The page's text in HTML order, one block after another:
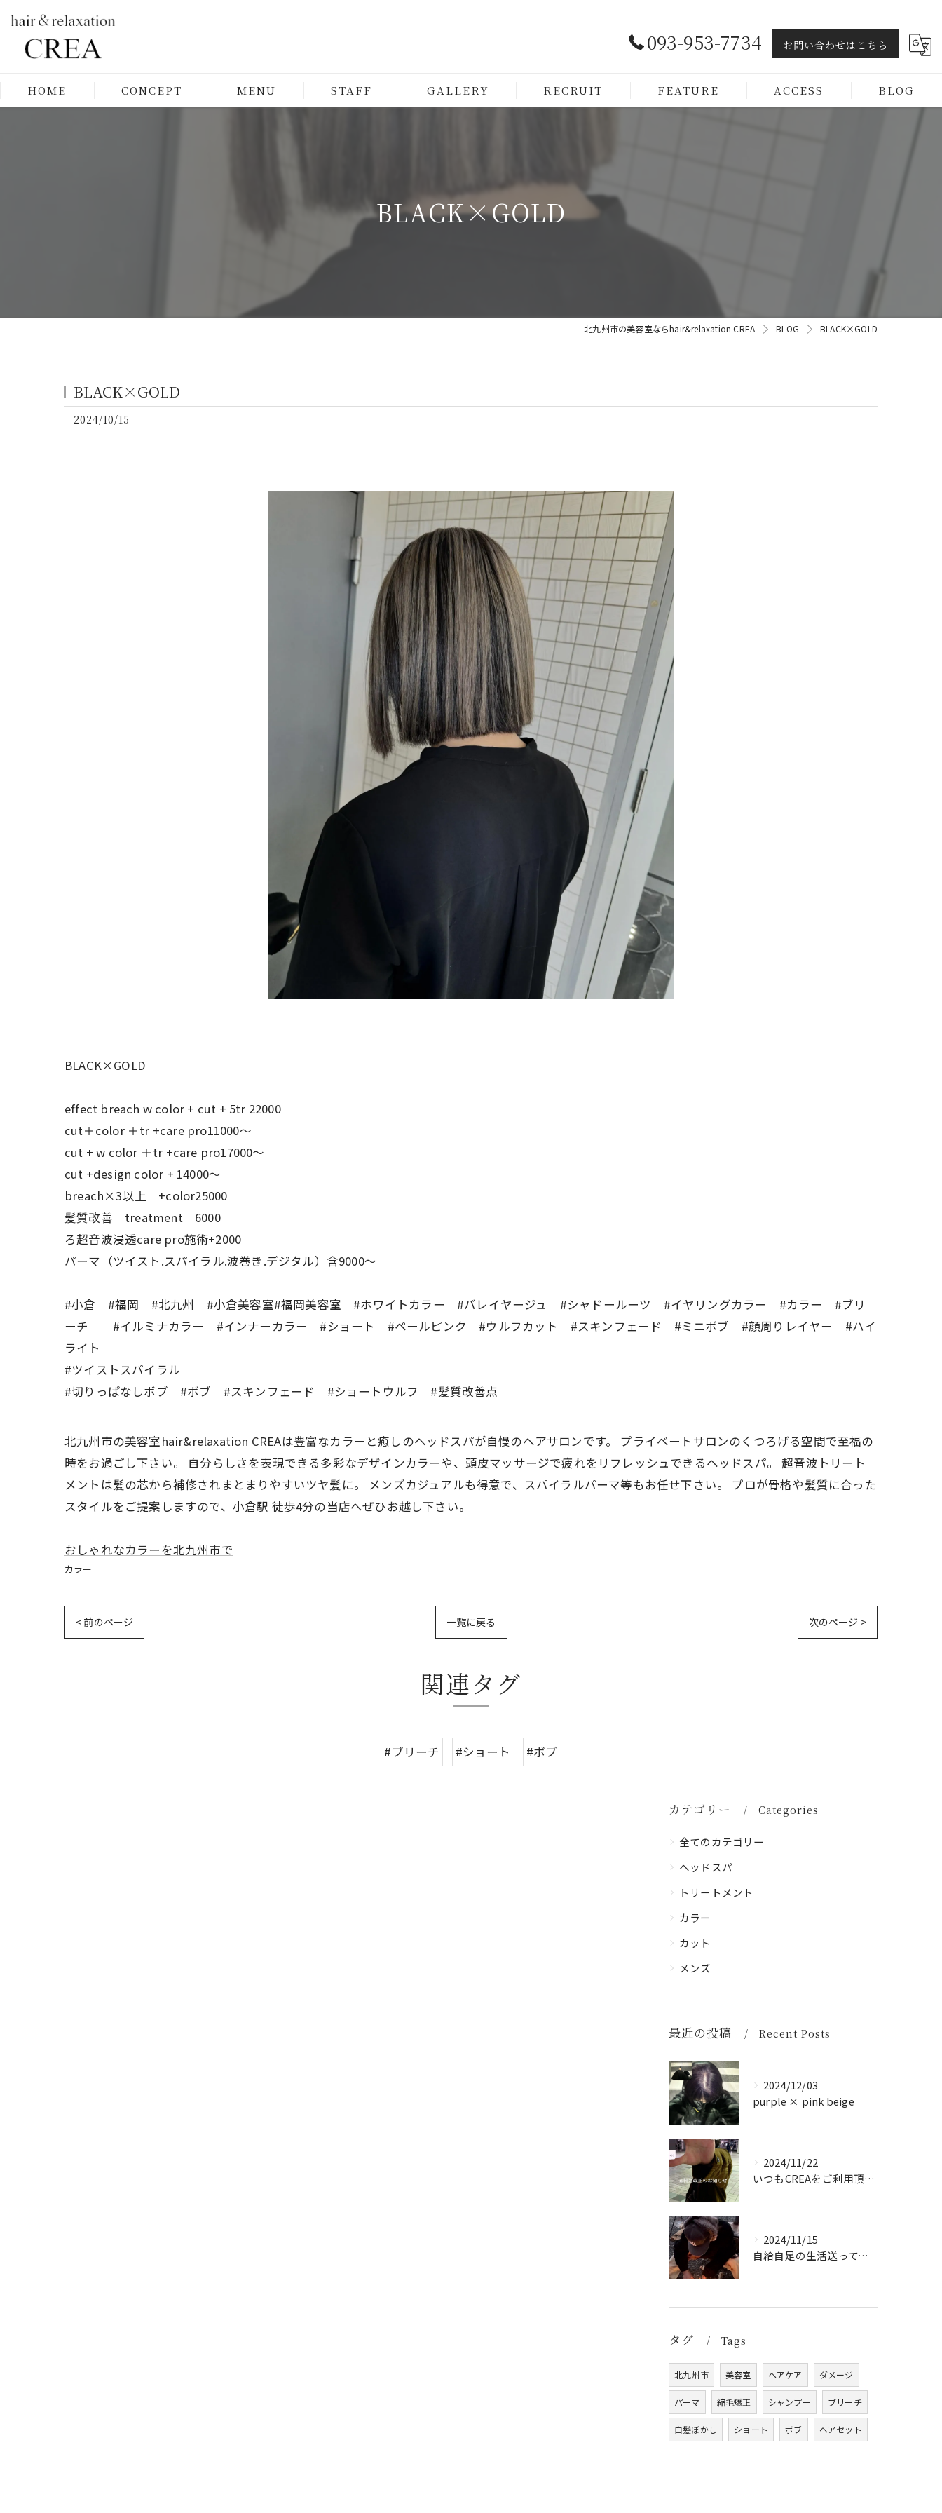
093-953-7734 お問い合わせはこちら
HOME CONCEPT MENU STAFF GALLERY RECRUIT FEATURE
カット
ACCESS BLOG
BLACK×GOLD
北九州市の美容室ならhair&relaxation CREA BLOG BLACK×GOLD
BLACK×GOLD
2024/10/15
BLACK×GOLD
effect breach w color + cut + 5tr 22000
cut＋color ＋tr +care pro11000〜
cut + w color ＋tr +care pro17000〜
cut +design color + 14000〜
breach×3以上 +color25000
髪質改善 treatment 6000
ろ超音波浸透care pro施術+2000
パーマ（ツイスト.スパイラル.波巻き.デジタル）含9000〜
#小倉 #福岡 #北九州 #小倉美容室#福岡美容室 #ホワイトカラー #バレイヤージュ #シャドールーツ #イヤリングカラー #カラー #ブリ
ーチ #イルミナカラー #インナーカラー #ショート #ペールピンク #ウルフカット #スキンフェード #ミニボブ #顔周りレイヤー #ハイ
ライト
#ツイストスパイラル
#切りっぱなしボブ #ボブ #スキンフェード #ショートウルフ #髪質改善点
北九州市の美容室hair&relaxation CREAは豊富なカラーと癒しのヘッドスパが自慢のヘアサロンです。 プライベートサロンのくつろげる空間で至福の
時をお過ごし下さい。 自分らしさを表現できる多彩なデザインカラーや、頭皮マッサージで疲れをリフレッシュできるヘッドスパ。 超音波トリート
メントは髪の芯から補修されまとまりやすいツヤ髪に。 メンズカジュアルも得意で、スパイラルパーマ等もお任せ下さい。 プロが骨格や髪質に合った
スタイルをご提案しますので、小倉駅 徒歩4分の当店へぜひお越し下さい。
おしゃれなカラーを北九州市で
カラー
< 前のページ 一覧に戻る 次のページ >
関連タグ
#ブリーチ #ショート #ボブ
カテゴリー Categories
全てのカテゴリー
ヘッドスパ
トリートメント
カラー
カット
メンズ
最近の投稿 Recent Posts
2024/12/03
purple × pink beige
2024/11/22
いつもCREAをご利用頂き誠に有難う御座います！
2024/11/15
自給自足の生活送ってます
タグ Tags
北九州市 美容室 ヘアケア ダメージ
パーマ 縮毛矯正 シャンプー ブリーチ
白髪ぼかし ショート ボブ ヘアセット